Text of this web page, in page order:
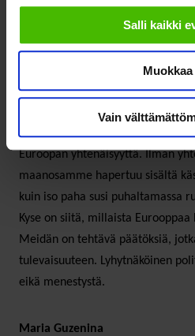
evästeisiin.
Salli kaikki
Muokkaa
Vain
ei tuo turvaa
Kyse on luottamuksesta, jota
Euroopan yhtenäisyyttä. Ilman
maanosamme hapertuu sisältä
kuin iso paha susi puhaltamassa
Kyse on siitä, millaista
Meidän on tehtävä päätöksiä,
tulevaisuuteen. Lyhytnäköinen
eikä menestystä.
Maria Guzenina